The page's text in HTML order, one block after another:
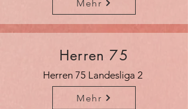
Mehr
Herren 75
Herren 75 Landesliga 2
Mehr